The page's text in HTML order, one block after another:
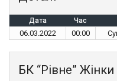
Дата Час
06.03.2022 00:00
БК “Рівне” Жінки